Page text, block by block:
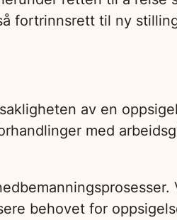
fortrinnsrett til ny
av en
med
behovet for